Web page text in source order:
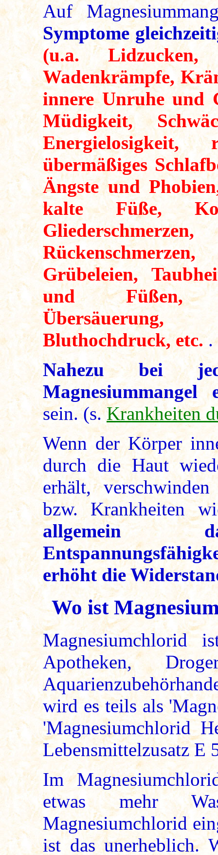
Auf
Symptome
(u.a. Lidzucken,
Wadenkrämpfe,
innere Unruhe und
Müdigkeit,
Energielosigkeit,
übermäßiges
Ängste und
kalte Füße,
Rückenschmerzen,
Grübeleien,
und Füßen,
Bluthochdruck, etc..
Nahezu bei
sein. (s.Krankheiten
Wenn der Körper
durch die Haut
erhält,
bzw. Krankheiten
allgemein
erhöht die
Wo ist
Apotheken,
wird es teils als
'Magnesiumchlorid
Lebensmittelzusatz E
Im
etwas mehr
Magnesiumchlorid
ist das unerheblich.